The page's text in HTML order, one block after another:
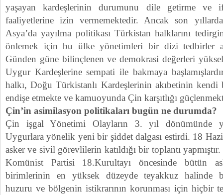
yaşayan kardeşlerinin durumunu dile getirme ve
faaliyetlerine izin vermemektedir. Ancak son
Asya’da yayılma politikası Türkistan halklarını
önlemek için bu ülke yönetimleri bir dizi tedbirler
Günden güne bilinçlenen ve demokrasi değerleri
Uygur Kardeşlerine sempati ile bakmaya
halkı, Doğu Türkistanlı Kardeşlerinin akıbetinin kendi
endişe etmekte ve kamuoyunda Çin karşıtlığı
Çin’in asimilasyon politikaları bugün ne durumda?
Çin işgal Yönetimi Olayların 3. yıl dönümünde
Uygurlara yönelik yeni bir şiddet dalgası estirdi. 18
asker ve sivil görevlilerin katıldığı bir toplantı
Komünist Partisi 18.Kurultayı öncesinde bütün
birimlerinin en yüksek düzeyde teyakkuz halinde
huzuru ve bölgenin istikrarının korunması için hiçbir